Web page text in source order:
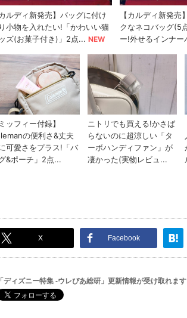
X Facebook
「ディズニー特集 -ウレぴあ総研」更新情報が受け取れます